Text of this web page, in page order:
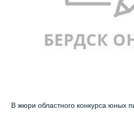
В жюри областного конкурса юных